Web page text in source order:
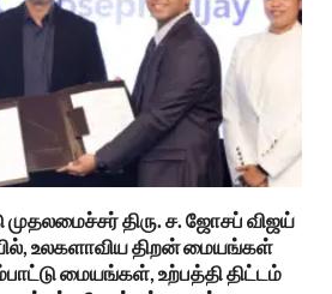
முதலமைச்சர் திரு. ச. ஜோசப் விஜய்
உலகளாவிய திறன் மையங்கள்
மையங்கள், உற்பத்தி திட்டம்